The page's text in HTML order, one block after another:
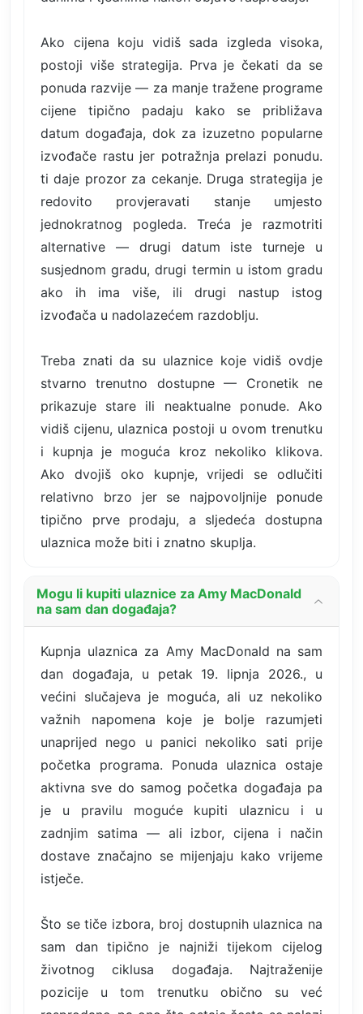
Ako cijena koju vidiš sada izgleda visoka,
postoji više strategija. Prva je čekati da se
ponuda razvije — za manje tražene programe
cijene tipično padaju kako se približava
datum događaja, dok za izuzetno popularne
izvođače rastu jer potražnja prelazi ponudu.
ti daje prozor za cekanje. Druga strategija je
redovito provjeravati stanje umjesto
jednokratnog pogleda. Treća je razmotriti
alternative — drugi datum iste turneje u
susjednom gradu, drugi termin u istom gradu
ako ih ima više, ili drugi nastup istog
izvođača u nadolazećem razdoblju.
Treba znati da su ulaznice koje vidiš ovdje
stvarno trenutno dostupne — Cronetik ne
prikazuje stare ili neaktualne ponude. Ako
vidiš cijenu, ulaznica postoji u ovom trenutku
i kupnja je moguća kroz nekoliko klikova.
Ako dvojiš oko kupnje, vrijedi se odlučiti
relativno brzo jer se najpovoljnije ponude
tipično prve prodaju, a sljedeća dostupna
ulaznica može biti i znatno skuplja.
Mogu li kupiti ulaznice za Amy MacDonald
na sam dan događaja?
Kupnja ulaznica za Amy MacDonald na sam
dan događaja, u petak 19. lipnja 2026., u
većini slučajeva je moguća, ali uz nekoliko
važnih napomena koje je bolje razumjeti
unaprijed nego u panici nekoliko sati prije
početka programa. Ponuda ulaznica ostaje
aktivna sve do samog početka događaja pa
je u pravilu moguće kupiti ulaznicu i u
zadnjim satima — ali izbor, cijena i način
dostave značajno se mijenjaju kako vrijeme
istječe.
Što se tiče izbora, broj dostupnih ulaznica na
sam dan tipično je najniži tijekom cijelog
životnog ciklusa događaja. Najtraženije
pozicije u tom trenutku obično su već